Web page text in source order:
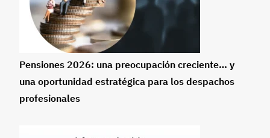
Pensiones 2026: una preocupación creciente… y
una oportunidad estratégica para los despachos
profesionales